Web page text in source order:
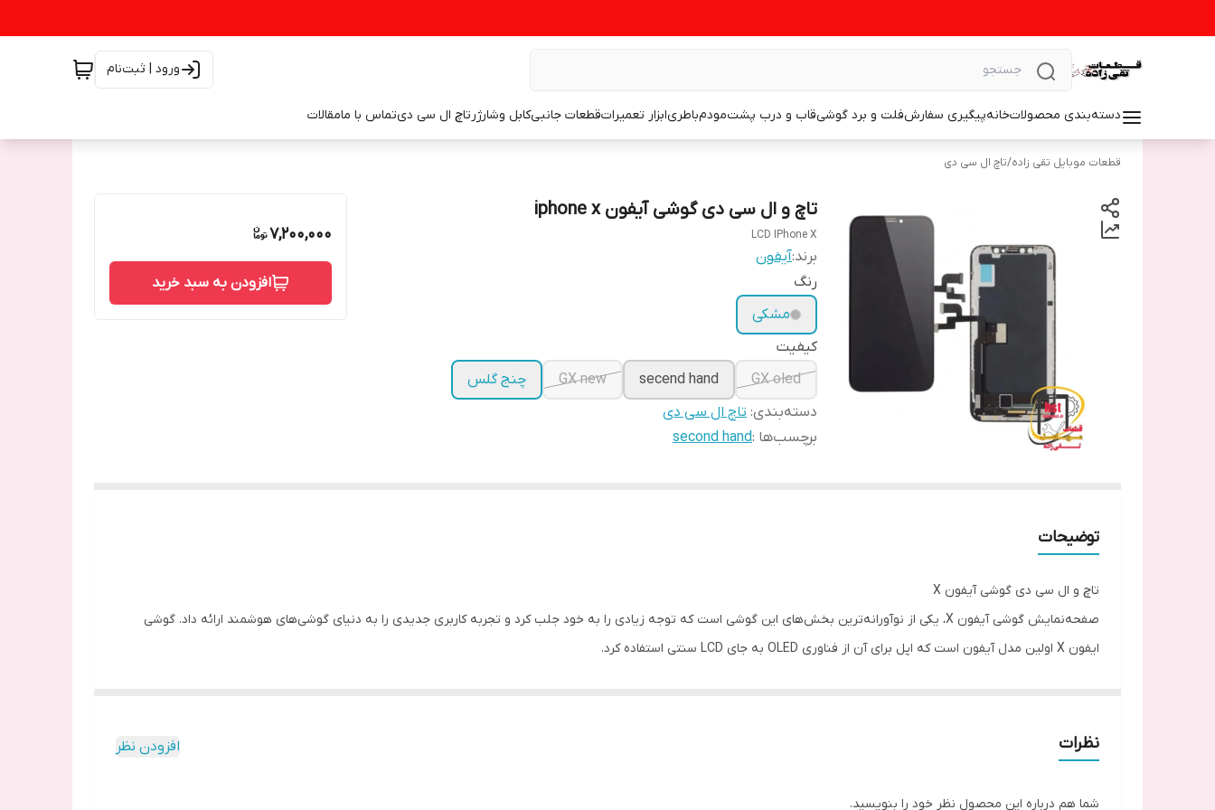
ورود | ثبت‌نام
دسته‌بندی محصولاتخانهپیگیری سفارشفلت و برد گوشیقاب و درب پشتمودمباطریابزار تعمیراتقطعات جانبیکابل وشارژرتاچ ال سی دیتماس با مامقالات
قطعات موبایل تقی زاده/تاچ ال سی دی
تاچ و ال سی دی گوشی آیفون iphone x
LCD IPhone X
برند:آیفون
رنگ
مشکی
کیفیت
GX oled
secend hand
GX new
چنج گلس
دسته‌بندی: تاچ ال سی دی
برچسب‌ها :second hand
7,200,000
افزودن به سبد خرید
توضیحات
تاچ‌ و ال‌ سی‌ دی گوشی آیفون X
صفحه‌نمایش گوشی آیفون X، یکی از نوآورانه‌ترین بخش‌های این گوشی است که توجه زیادی را به خود جلب کرد و تجربه کاربری جدیدی را به دنیای گوشی‌های هوشمند ارائه داد. گوشی
ایفون X اولین مدل آیفون است که اپل برای آن از فناوری OLED به جای LCD سنتی استفاده کرد.
این تغییرات در نمایشگر آیفون X، به همراه طراحی جدید و بدون حاشیه آن، تجربه‌ای جدید و منحصر به‌فرد برای کاربران فراهم کرد. اپل از صفحه‌نمایش OLED که آن را با عنوان Super
Retina Display معرفی کرد، بهره برد که توانست به طرز چشم‌گیری کیفیت تصویر و رنگ‌ها را بهبود بخشد.
نظرات افزودن نظر
شما هم درباره این محصول نظر خود را بنویسید.